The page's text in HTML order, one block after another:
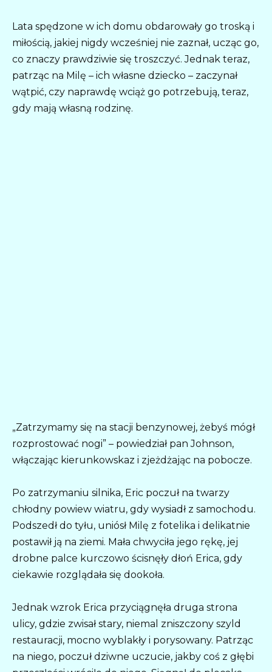
Lata spędzone w ich domu obdarowały go troską i
miłością, jakiej nigdy wcześniej nie zaznał, ucząc go,
co znaczy prawdziwie się troszczyć. Jednak teraz,
patrząc na Milę – ich własne dziecko – zaczynał
wątpić, czy naprawdę wciąż go potrzebują, teraz,
gdy mają własną rodzinę.
„Zatrzymamy się na stacji benzynowej, żebyś mógł
rozprostować nogi” – powiedział pan Johnson,
włączając kierunkowskaz i zjeżdżając na pobocze.
Po zatrzymaniu silnika, Eric poczuł na twarzy
chłodny powiew wiatru, gdy wysiadł z samochodu.
Podszedł do tyłu, uniósł Milę z fotelika i delikatnie
postawił ją na ziemi. Mała chwyciła jego rękę, jej
drobne palce kurczowo ścisnęły dłoń Erica, gdy
ciekawie rozglądała się dookoła.
Jednak wzrok Erica przyciągnęła druga strona
ulicy, gdzie zwisał stary, niemal zniszczony szyld
restauracji, mocno wyblakły i porysowany. Patrząc
na niego, poczuł dziwne uczucie, jakby coś z głębi